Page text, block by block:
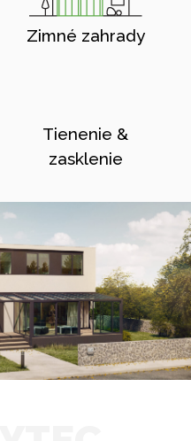
Zimné zahrady
Tienenie &
zasklenie